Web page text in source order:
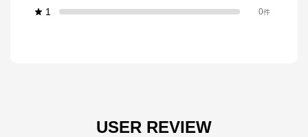
1 0件
USER REVIEW